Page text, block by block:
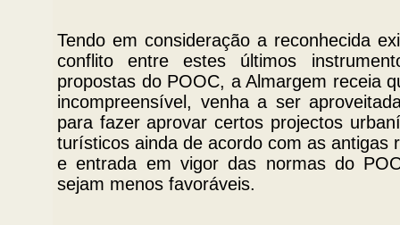
Tendo em consideração a reconhecida
conflito entre estes últimos
propostas do POOC, a Almargem receia
incompreensível, venha a ser
para fazer aprovar certos projectos
turísticos ainda de acordo com as antigas
e entrada em vigor das normas do
sejam menos favoráveis.